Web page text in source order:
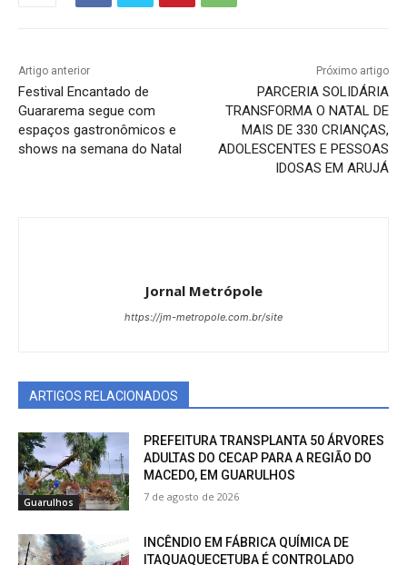
Artigo anterior
Festival Encantado de
Guararema segue com
espaços gastronômicos e
shows na semana do Natal
Próximo artigo
PARCERIA SOLIDÁRIA
TRANSFORMA O NATAL DE
MAIS DE 330 CRIANÇAS,
ADOLESCENTES E PESSOAS
IDOSAS EM ARUJÁ
Jornal Metrópole
https://jm-metropole.com.br/site
ARTIGOS RELACIONADOS
Guarulhos
PREFEITURA TRANSPLANTA 50 ÁRVORES
ADULTAS DO CECAP PARA A REGIÃO DO
MACEDO, EM GUARULHOS
7 de agosto de 2026
INCÊNDIO EM FÁBRICA QUÍMICA DE
ITAQUAQUECETUBA É CONTROLADO